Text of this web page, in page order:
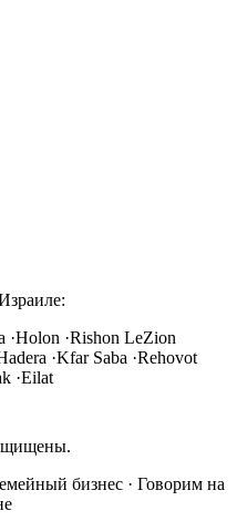
·Holon ·Rishon LeZion
·Kfar Saba ·Rehovot
·Eilat
бизнес · Говорим на